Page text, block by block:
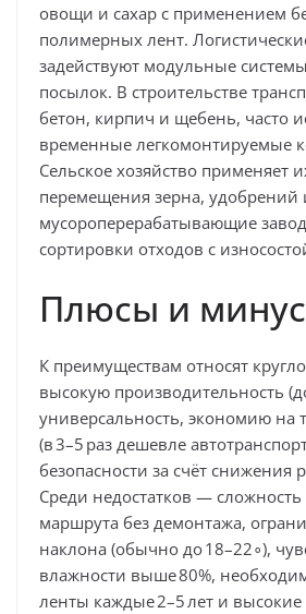
овощи и сахар с применением
полимерных лент.
задействуют модульные
посылок. В строительстве
бетон, кирпич и щебень, часто
временные легкомонтируемые
Сельское хозяйство применяет
перемещения зерна, удобрений
мусороперерабатывающие
сортировки отходов с
Плюсы и
К преимуществам относят
высокую производительность
универсальность, экономию на
(в3–5 раз дешевле
безопасности за счёт снижения
Среди недостатков —
маршрута без демонтажа,
наклона (обычно до18–22∘),
влажности выше80%,
ленты каждые2–5лет и